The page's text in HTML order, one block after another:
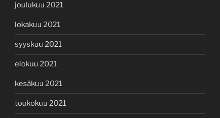
joulukuu 2021
lokakuu 2021
syyskuu 2021
elokuu 2021
kesäkuu 2021
toukokuu 2021